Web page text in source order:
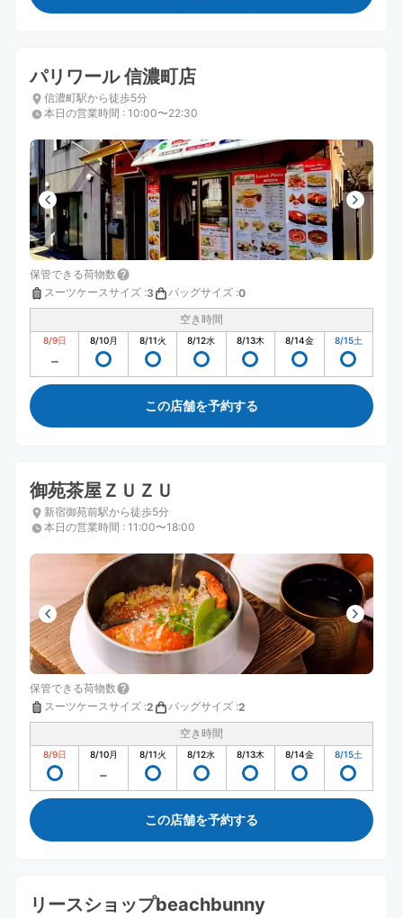
パリワール 信濃町店
信濃町駅から徒歩5分
本日の営業時間 : 10:00〜22:30
保管できる荷物数
スーツケースサイズ :3 バッグサイズ :0
空き時間
8/9日 8/10月 8/11火 8/12水 8/13木 8/14金 8/15土
この店舗を予約する
御苑茶屋ＺＵＺＵ
新宿御苑前駅から徒歩5分
本日の営業時間 : 11:00〜18:00
保管できる荷物数
スーツケースサイズ :2 バッグサイズ :2
空き時間
8/9日 8/10月 8/11火 8/12水 8/13木 8/14金 8/15土
この店舗を予約する
リースショップbeachbunny